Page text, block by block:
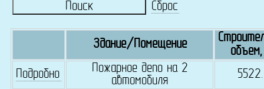
Сброс
Здание/Помещение
Подробно
Пожарное депо на 2
автомобиля